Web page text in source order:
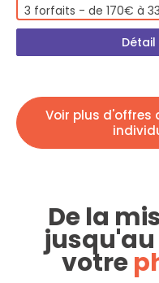
3 forfaits - de 170€ à
Voir plus
De la
votre